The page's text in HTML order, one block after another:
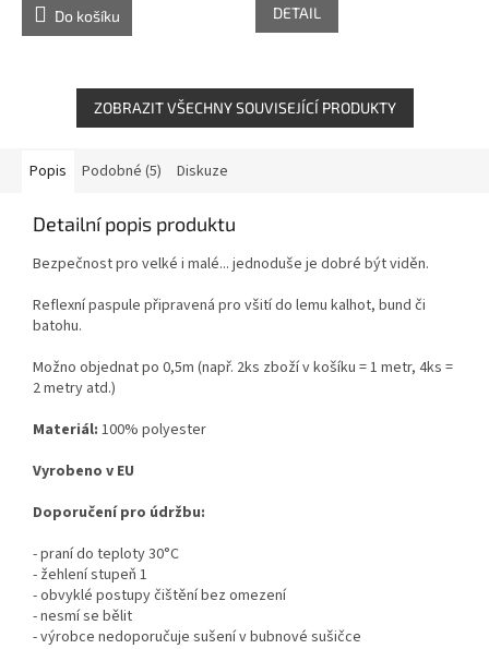
Do košíku DETAIL
ZOBRAZIT VŠECHNY SOUVISEJÍCÍ PRODUKTY
Popis Podobné (5) Diskuze
Detailní popis produktu
Bezpečnost pro velké i malé... jednoduše je dobré být viděn.
Reflexní paspule připravená pro všití do lemu kalhot, bund či
batohu.
Možno objednat po 0,5m (např. 2ks zboží v košíku = 1 metr, 4ks =
2 metry atd.)
Materiál: 100% polyester
Vyrobeno v EU
Doporučení pro údržbu:
- praní do teploty 30°C
- žehlení stupeň 1
- obvyklé postupy čištění bez omezení
- nesmí se bělit
- výrobce nedoporučuje sušení v bubnové sušičce